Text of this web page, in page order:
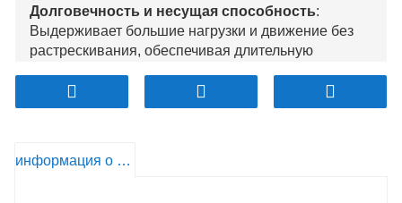
Долговечность и несущая способность:
Выдерживает большие нагрузки и движение без
растрескивания, обеспечивая длительную
Непроводящий и безопасный
: Безопасен для
электрических зон, поскольку не проводит
Доступны в различных дизайнах и цветах,
информация о продукте